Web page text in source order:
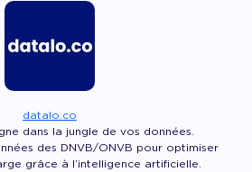
datalo.co
dans la jungle de vos données.
des DNVB/ONVB pour optimiser
grâce à l’intelligence artificielle.